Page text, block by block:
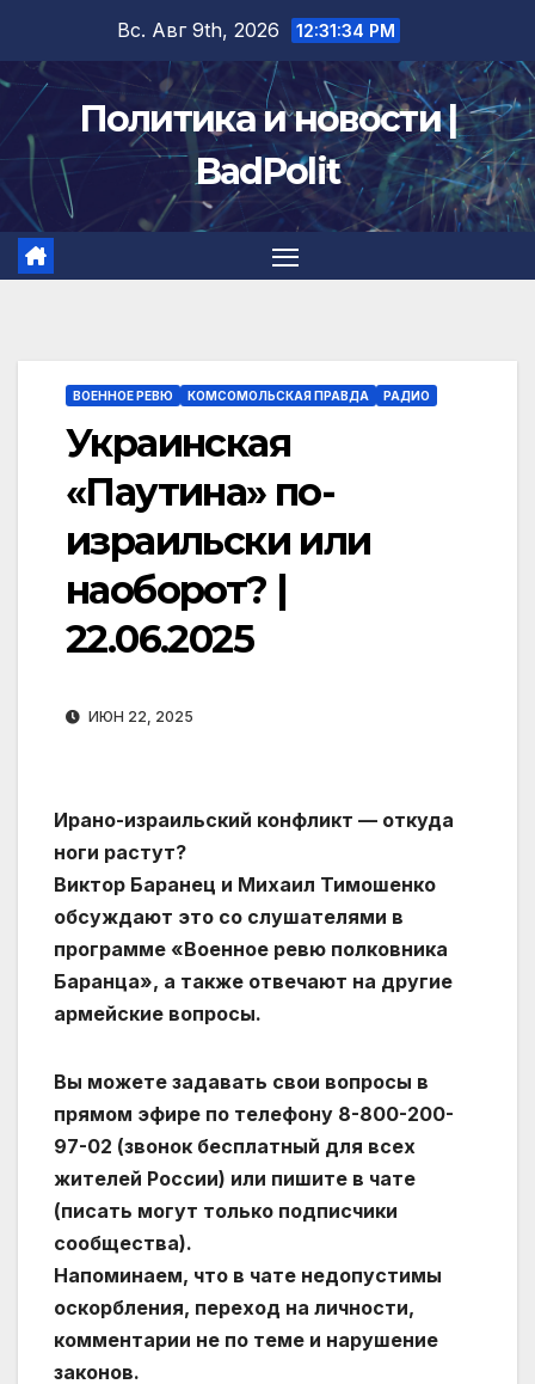
содержимому
Вс. Авг 9th, 2026 12:31:34 PM
Политика и новости |
BadPolit
ВОЕННОЕ РЕВЮ КОМСОМОЛЬСКАЯ ПРАВДА РАДИО
Украинская
«Паутина» по-
израильски или
наоборот? |
22.06.2025
ИЮН 22, 2025
Ирано-израильский конфликт — откуда
ноги растут?
Виктор Баранец и Михаил Тимошенко
обсуждают это со слушателями в
программе «Военное ревю полковника
Баранца», а также отвечают на другие
армейские вопросы.
Вы можете задавать свои вопросы в
прямом эфире по телефону 8-800-200-
97-02 (звонок бесплатный для всех
жителей России) или пишите в чате
(писать могут только подписчики
сообщества).
Напоминаем, что в чате недопустимы
оскорбления, переход на личности,
комментарии не по теме и нарушение
законов.